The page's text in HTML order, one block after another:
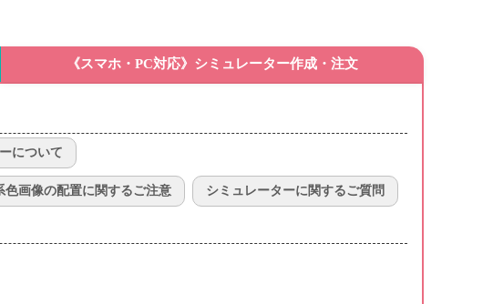
《スマホ・PC対応》シミュレーター作成・注文
について
色画像の配置に関するご注意 シミュレーターに関するご質問